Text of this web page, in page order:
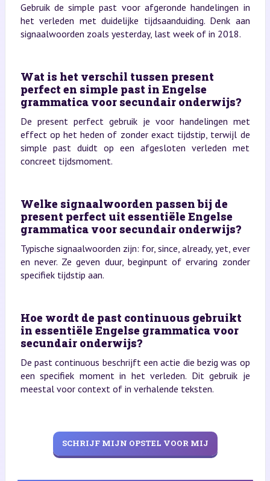
Gebruik de simple past voor afgeronde handelingen in
het verleden met duidelijke tijdsaanduiding. Denk aan
signaalwoorden zoals yesterday, last week of in 2018.
Wat is het verschil tussen present
perfect en simple past in Engelse
grammatica voor secundair onderwijs?
De present perfect gebruik je voor handelingen met
effect op het heden of zonder exact tijdstip, terwijl de
simple past duidt op een afgesloten verleden met
concreet tijdsmoment.
Welke signaalwoorden passen bij de
present perfect uit essentiële Engelse
grammatica voor secundair onderwijs?
Typische signaalwoorden zijn: for, since, already, yet, ever
en never. Ze geven duur, beginpunt of ervaring zonder
specifiek tijdstip aan.
Hoe wordt de past continuous gebruikt
in essentiële Engelse grammatica voor
secundair onderwijs?
De past continuous beschrijft een actie die bezig was op
een specifiek moment in het verleden. Dit gebruik je
meestal voor context of in verhalende teksten.
SCHRIJF MIJN OPSTEL VOOR MIJ